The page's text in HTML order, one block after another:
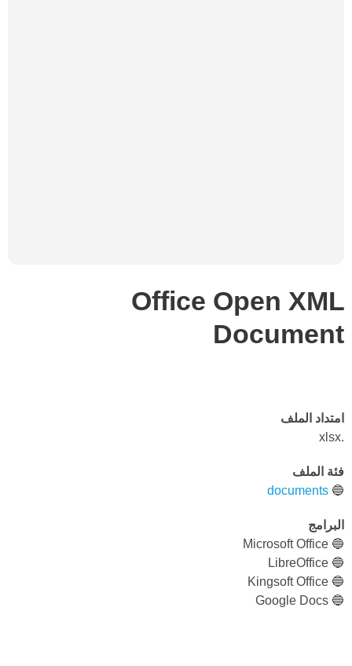
Office Open XML
Document
امتداد الملف
.xlsx
فئة الملف
🔵
documents
البرامج
🔵 Microsoft Office
🔵 LibreOffice
🔵 Kingsoft Office
🔵 Google Docs